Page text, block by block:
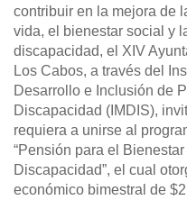
contribuir en la mejora de
vida, el bienestar social y
discapacidad, el XIV
Los Cabos, a través del
Desarrollo e Inclusión de
Discapacidad (IMDIS),
requiera a unirse al
“Pensión para el
Discapacidad”, el cual
económico bimestral de